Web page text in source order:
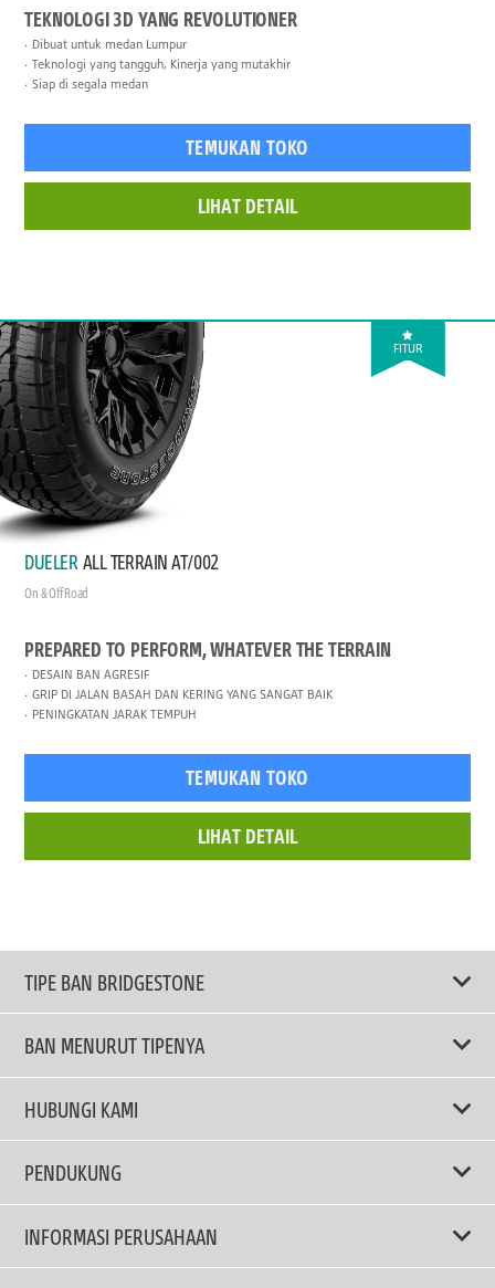
TEKNOLOGI 3D YANG REVOLUTIONER
Dibuat untuk medan Lumpur
Teknologi yang tangguh, Kinerja yang mutakhir
Siap di segala medan
TEMUKAN TOKO
LIHAT DETAIL
FITUR
DUELER ALL TERRAIN AT/002
On & Off Road
PREPARED TO PERFORM, WHATEVER THE TERRAIN
DESAIN BAN AGRESIF
GRIP DI JALAN BASAH DAN KERING YANG SANGAT BAIK
PENINGKATAN JARAK TEMPUH
TEMUKAN TOKO
LIHAT DETAIL
TIPE BAN BRIDGESTONE
TRUCKS & BUSES TYRES
BAN MENURUT TIPENYA
Ban ENLITEN
Ban Performa
Ban Touring
HUBUNGI KAMI
Email Kami
PENDUKUNG
Privacy Policy
Terms Of Use
INFORMASI PERUSAHAAN